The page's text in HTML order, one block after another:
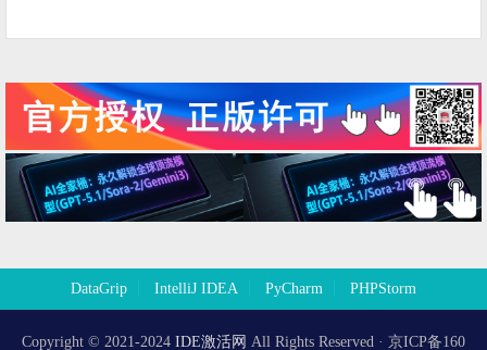
DataGrip IntelliJ IDEA PyCharm PHPStorm
Copyright © 2021-2024 IDE激活网 All Rights Reserved · 京ICP备160